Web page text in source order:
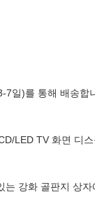
)를 통해 배송합
LED TV 화면 디
강화 골판지 상